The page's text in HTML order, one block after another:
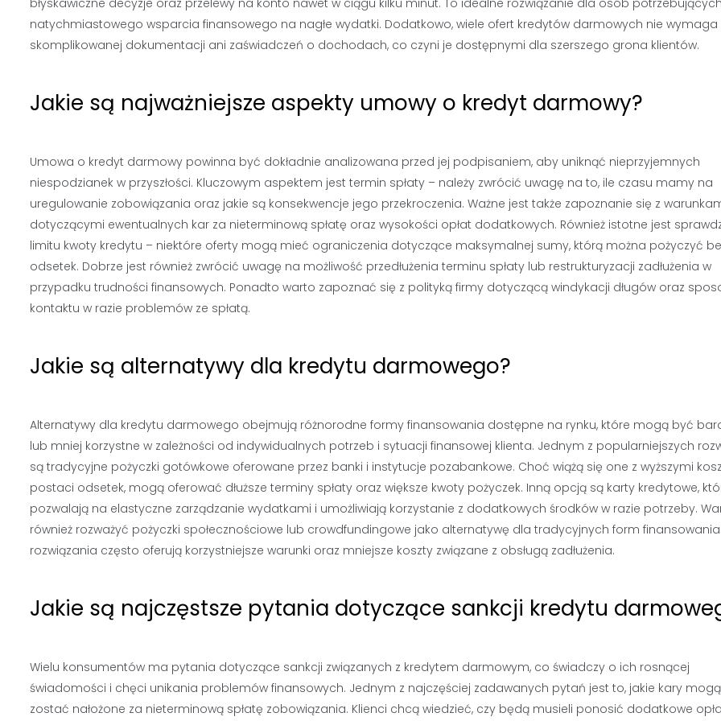
natychmiastowego wsparcia finansowego na nagłe wydatki. Dodatkowo, wiele ofert kredytów darmowych nie wymaga
skomplikowanej dokumentacji ani zaświadczeń o dochodach, co czyni je dostępnymi dla szerszego grona klientów.
Jakie są najważniejsze aspekty umowy o kredyt darmowy?
Umowa o kredyt darmowy powinna być dokładnie analizowana przed jej podpisaniem, aby uniknąć nieprzyjemnych
niespodzianek w przyszłości. Kluczowym aspektem jest termin spłaty – należy zwrócić uwagę na to, ile czasu mamy na
uregulowanie zobowiązania oraz jakie są konsekwencje jego przekroczenia. Ważne jest także zapoznanie się z
dotyczącymi ewentualnych kar za nieterminową spłatę oraz wysokości opłat dodatkowych. Również istotne jest
limitu kwoty kredytu – niektóre oferty mogą mieć ograniczenia dotyczące maksymalnej sumy, którą można pożyczyć
odsetek. Dobrze jest również zwrócić uwagę na możliwość przedłużenia terminu spłaty lub restrukturyzacji zadłużenia w
przypadku trudności finansowych. Ponadto warto zapoznać się z polityką firmy dotyczącą windykacji długów oraz
kontaktu w razie problemów ze spłatą.
Jakie są alternatywy dla kredytu darmowego?
Alternatywy dla kredytu darmowego obejmują różnorodne formy finansowania dostępne na rynku, które mogą być
lub mniej korzystne w zależności od indywidualnych potrzeb i sytuacji finansowej klienta. Jednym z popularniejszych
są tradycyjne pożyczki gotówkowe oferowane przez banki i instytucje pozabankowe. Choć wiążą się one z wyższymi
postaci odsetek, mogą oferować dłuższe terminy spłaty oraz większe kwoty pożyczek. Inną opcją są karty kredytowe,
pozwalają na elastyczne zarządzanie wydatkami i umożliwiają korzystanie z dodatkowych środków w razie potrzeby.
również rozważyć pożyczki społecznościowe lub crowdfundingowe jako alternatywę dla tradycyjnych form
rozwiązania często oferują korzystniejsze warunki oraz mniejsze koszty związane z obsługą zadłużenia.
Jakie są najczęstsze pytania dotyczące sankcji kredytu
Wielu konsumentów ma pytania dotyczące sankcji związanych z kredytem darmowym, co świadczy o ich rosnącej
świadomości i chęci unikania problemów finansowych. Jednym z najczęściej zadawanych pytań jest to, jakie kary mogą
zostać nałożone za nieterminową spłatę zobowiązania. Klienci chcą wiedzieć, czy będą musieli ponosić dodatkowe